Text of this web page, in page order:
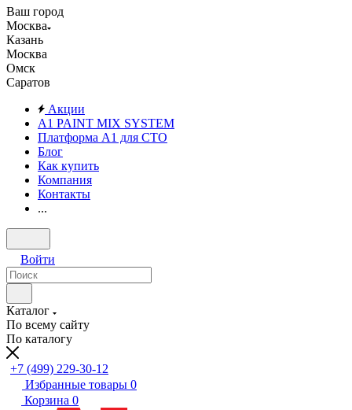
Ваш город
Москва
Казань
Москва
Омск
Саратов
Акции
A1 PAINT MIX SYSTEM
Платформа А1 для СТО
Блог
Как купить
Компания
Контакты
...
Войти
Каталог
По всему сайту
По каталогу
+7 (499) 229-30-12
Избранные товары 0
Корзина 0